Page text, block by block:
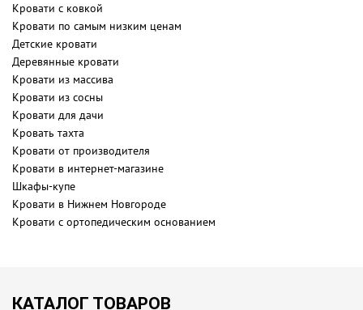
Кровати с ковкой
Кровати по самым низким ценам
Детские кровати
Деревянные кровати
Кровати из массива
Кровати из сосны
Кровати для дачи
Кровать тахта
Кровати от производителя
Кровати в интернет-магазине
Шкафы-купе
Кровати в Нижнем Новгороде
Кровати с ортопедическим основанием
КАТАЛОГ ТОВАРОВ